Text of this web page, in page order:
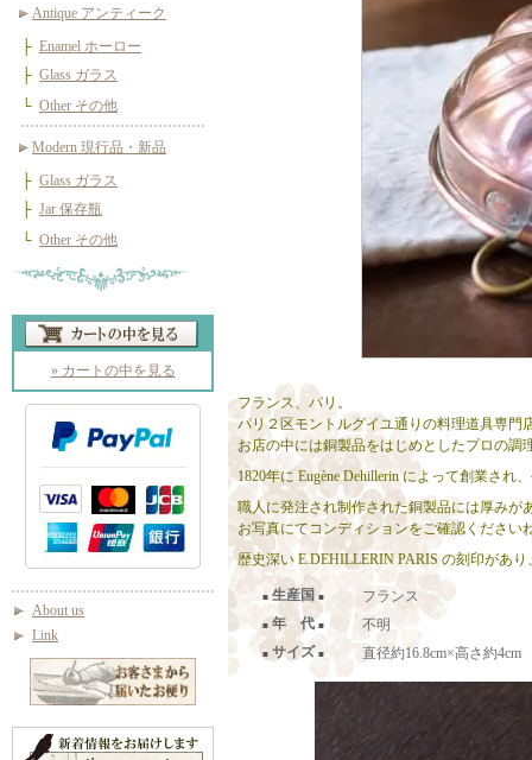
Antique アンティーク
├ Enamel ホーロー
├ Glass ガラス
└ Other その他
Modern 現行品・新品
├ Glass ガラス
├ Jar 保存瓶
└ Other その他
» カートの中を見る
About us
Link
フランス、パリ。
パリ２区モントルグイユ通りの料理道具専門
お店の中には銅製品をはじめとしたプロの
1820年に Eugène Dehillerin によって創業さ
職人に発注され制作された銅製品には厚みが
お写真にてコンディションをご確認ください
歴史深い E.DEHILLERIN PARIS の刻印があ
■ 生産国 ■ フランス
■ 年 代 ■ 不明
■ サイズ ■ 直径約16.8cm×高さ約